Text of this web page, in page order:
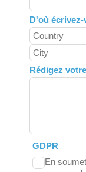
D'où écrivez-
Rédigez
GDPR
En